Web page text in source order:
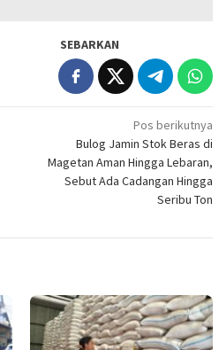
SEBARKAN
Pos berikutnya
Bulog Jamin Stok Beras di
Magetan Aman Hingga Lebaran,
Sebut Ada Cadangan Hingga
Seribu Ton